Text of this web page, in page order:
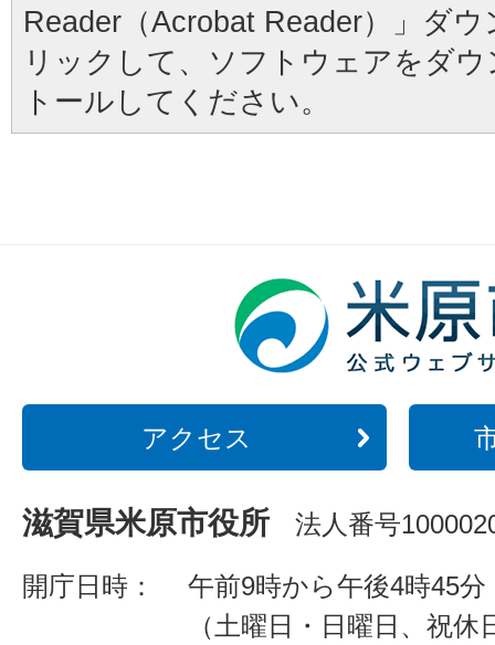
Reader（Acrobat Reader）」ダ
リックして、ソフトウェアをダ
トールしてください。
アクセス
滋賀県米原市役所 法人番号
開庁日時：
午前9時から午後4時45分
（土曜日・日曜日、祝